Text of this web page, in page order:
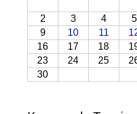
2
3 4 5
9
10 11
16
17 18
23
24 25
30